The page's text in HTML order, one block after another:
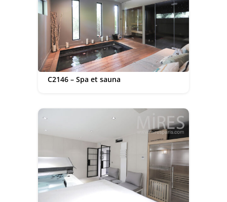
C2146 – Spa et sauna